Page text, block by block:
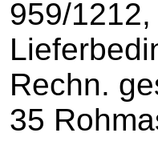
959/
Rechn.
35